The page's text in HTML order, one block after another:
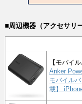
■周辺機器（アクセサリー
【モバイ
Anker
モバイル
載】